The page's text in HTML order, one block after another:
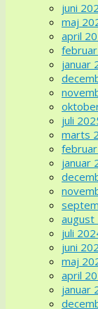
juni
maj
april
januar
juli
marts
januar
august
juli
juni
maj
april
januar